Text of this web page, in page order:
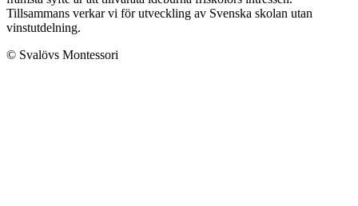
Tillsammans verkar vi för utveckling av Svenska skolan utan
vinstutdelning.
© Svalövs Montessori